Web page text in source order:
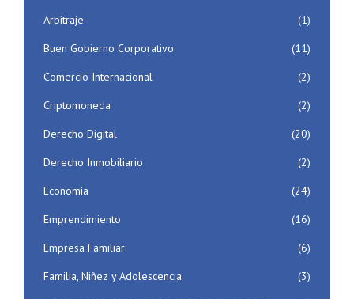
Arbitraje
(1)
Buen Gobierno Corporativo
(11)
Comercio Internacional
(2)
Criptomoneda
(2)
Derecho Digital
(20)
Derecho Inmobiliario
(2)
Economía
(24)
Emprendimiento
(16)
Empresa Familiar
(6)
Familia, Niñez y Adolescencia
(3)